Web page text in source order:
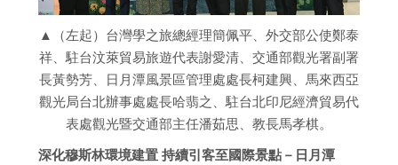
▲（左起）台灣學之旅總經理簡佩平、外交部公使鄭泰
祥、駐台汶萊貿易旅遊代表謝愛清、交通部觀光署副署
長黃勢芳、日月潭風景區管理處處長柯建興、馬來西亞
觀光局台北辦事處處長哈翡之、駐台北印尼經濟貿易代
表處觀光暨交通部主任潘茹思、教長馬孝棋。
深化穆斯林環境建置 持續引客至國際景點－日月潭